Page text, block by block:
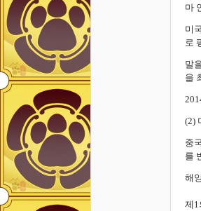
마
미
로
말
을
(2)
중
를
해
제1